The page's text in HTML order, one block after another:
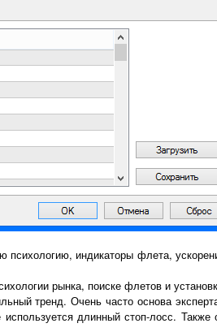
индикаторы флета,
рынка, поиске флетов и
тренд. Очень часто основа
длинный стоп-лосс.